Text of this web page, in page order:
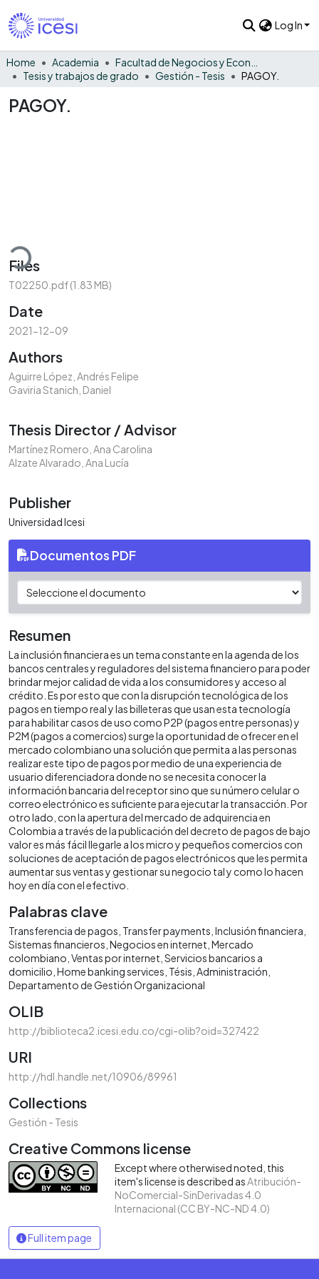
Log In
Home Academia
Tesis y trabajos de grado
Gestión - Tesis PAGOY.
PAGOY.
Files
T02250.pdf(1.83 MB)
Date
2021-12-09
Authors
Aguirre López, Andrés Felipe
Gaviria Stanich, Daniel
Thesis Director / Advisor
Martínez Romero, Ana Carolina
Alzate Alvarado, Ana Lucía
Publisher
Universidad Icesi
Documentos PDF
Resumen
La inclusión financiera es un tema constante en la agenda de los
bancos centrales y reguladores del sistema financiero para poder
brindar mejor calidad de vida a los consumidores y acceso al
crédito. Es por esto que con la disrupción tecnológica de los
pagos en tiempo real y las billeteras que usan esta tecnología
para habilitar casos de uso como P2P (pagos entre personas) y
P2M (pagos a comercios) surge la oportunidad de ofrecer en el
mercado colombiano una solución que permita a las personas
realizar este tipo de pagos por medio de una experiencia de
usuario diferenciadora donde no se necesita conocer la
información bancaria del receptor sino que su número celular o
correo electrónico es suficiente para ejecutar la transacción. Por
otro lado, con la apertura del mercado de adquirencia en
Colombia a través de la publicación del decreto de pagos de bajo
valor es más fácil llegarle a los micro y pequeños comercios con
soluciones de aceptación de pagos electrónicos que les permita
aumentar sus ventas y gestionar su negocio tal y como lo hacen
hoy en día con el efectivo.
Palabras clave
Transferencia de pagos Transfer payments Inclusión financiera
Sistemas financieros Negocios en internet Mercado
colombiano Ventas por internet Servicios bancarios a
domicilio Home banking services Tésis Administración
Departamento de Gestión Organizacional
OLIB
http://biblioteca2.icesi.edu.co/cgi-olib?oid=327422
URI
http://hdl.handle.net/10906/89961
Collections
Gestión - Tesis
Creative Commons license
Except where otherwised noted, this
item's license is described asAtribución-
NoComercial-SinDerivadas 4.0
Internacional (CC BY-NC-ND 4.0)
Full item page